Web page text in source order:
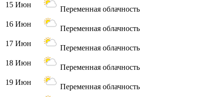
15 Июн
Переменная облачность
16 Июн
Переменная облачность
17 Июн
Переменная облачность
18 Июн
Переменная облачность
19 Июн
Переменная облачность